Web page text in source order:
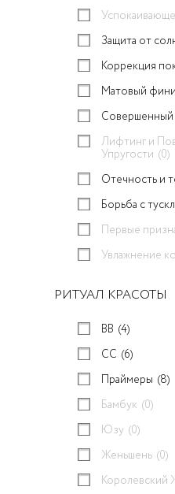
Защита от
Коррекция
Матовый
Совершенный
Лифтинг и
Упругости (0)
Отечность и
Борьба с
Первые
Увлажнение
РИТУАЛ КРАСОТЫ
BB (4)
CC (6)
Праймеры (8)
Бамбук (0)
Юзу (0)
Женьшень (0)
Королевский